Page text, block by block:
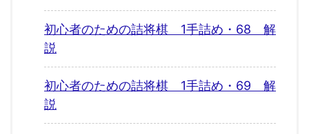
初心者のための詰将棋 1手詰め・68 解
説
初心者のための詰将棋 1手詰め・69 解
説